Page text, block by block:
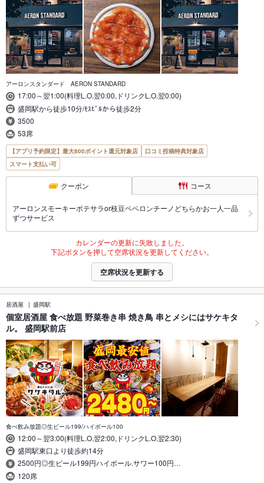
アーロンスタンダード AERON STANDARD
17:00～翌1:00(料理L.O.翌0:00,ドリンクL.O.翌0:00)
盛岡駅から徒歩10分/ﾓｽﾋﾞﾙから徒歩2分
3500
53席
【アプリ予約限定】最大800ポイント還元対象店
口コミ投稿特典対象店
スマート支払い可
クーポン コース
アーロンスモーキーポテサラor枝豆ペペロンチーノどちらかお一人一品
ずつサービス
カレンダーの更新に失敗しました。
下記ボタンを押して空席状況を更新してください。
空席状況を更新する
居酒屋 盛岡駅
個室居酒屋 食べ放題 野菜巻き串 焼き鳥 串とメシにはサケキタ
ル。 盛岡駅前店
食べ飲み放題◎生ビール199/ハイボール100
12:00～翌3:00(料理L.O.翌2:00,ドリンクL.O.翌2:30)
盛岡駅東口より徒歩約14分
2500円◎生ビール199円ハイボール.サワー100円…
120席